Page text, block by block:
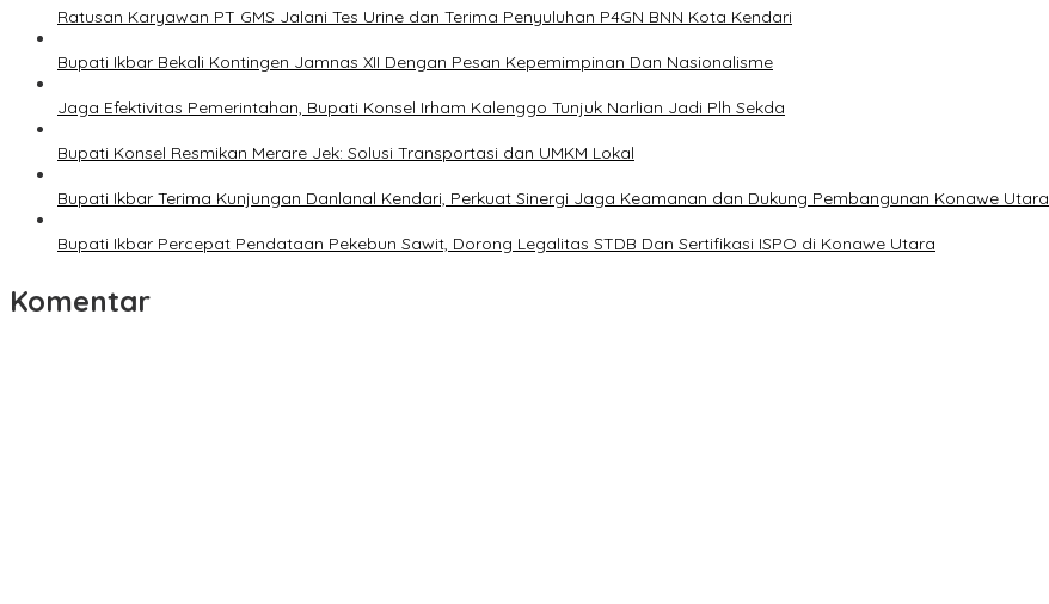
Ratusan Karyawan PT GMS Jalani Tes Urine dan Terima Penyuluhan P4GN BNN Kota Kendari
Bupati Ikbar Bekali Kontingen Jamnas XII Dengan Pesan Kepemimpinan Dan Nasionalisme
Jaga Efektivitas Pemerintahan, Bupati Konsel Irham Kalenggo Tunjuk Narlian Jadi Plh Sekda
Bupati Konsel Resmikan Merare Jek: Solusi Transportasi dan UMKM Lokal
Bupati Ikbar Terima Kunjungan Danlanal Kendari, Perkuat Sinergi Jaga Keamanan dan Dukung Pembangunan Konawe Utara
Bupati Ikbar Percepat Pendataan Pekebun Sawit, Dorong Legalitas STDB Dan Sertifikasi ISPO di Konawe Utara
Komentar